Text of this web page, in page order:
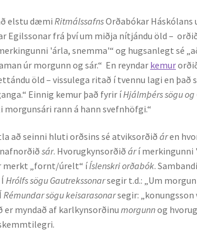
elstu dæmi RitmálssafnsOrðabókar
Egilssonar frá því um miðja nítjándu öld –
'árla, snemma'“ og hugsanlegt sé
úr morgunn og sár.“ En reyndarkemur
öld – vissulega ritað í tvennu lagi en það
Einnig kemur það fyrir íHjálmþérs sögu og
rann á hann svefnhöfgi.“
að seinni hluti orðsins sé atviksorðiðáren
sár. Hvorugkynsorðiðárí merkingunni
merkt „fornt/úrelt“ íÍslenskri orðabók.
ÍHrólfs sögu Gautrekssonarsegir t.d.: „Um
Rémundar sögu keisarasonarsegir:
er myndað af karlkynsorðinumorgunnog